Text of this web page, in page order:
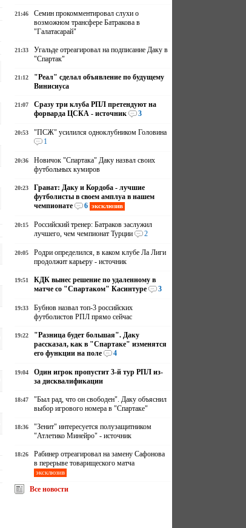
21:46
Семин прокомментировал слухи о
возможном трансфере Батракова в
"Галатасарай"
21:33
Угальде отреагировал на подписание Даку в
"Спартак"
21:12
"Реал" сделал объявление по будущему
Винисиуса
21:07
Сразу три клуба РПЛ претендуют на
форварда ЦСКА - источник
3
20:53
"ПСЖ" усилился одноклубником Головина
1
20:36
Новичок "Спартака" Даку назвал своих
футбольных кумиров
20:23
Гранат: Даку и Кордоба - лучшие
футболисты в своем амплуа в нашем
чемпионате
6 эксклюзив
20:15
Российский тренер: Батраков заслужил
лучшего, чем чемпионат Турции
2
20:05
Родри определился, в каком клубе Ла Лиги
продолжит карьеру - источник
19:51
КДК вынес решение по удаленному в
матче со "Спартаком" Касинтуре
3
19:33
Бубнов назвал топ-3 российских
футболистов РПЛ прямо сейчас
19:22
"Разница будет большая". Даку
рассказал, как в "Спартаке" изменятся
его функции на поле
4
19:04
Один игрок пропустит 3-й тур РПЛ из-
за дисквалификации
18:47
"Был рад, что он свободен". Даку объяснил
выбор игрового номера в "Спартаке"
18:36
"Зенит" интересуется полузащитником
"Атлетико Минейро" - источник
18:26
Рабинер отреагировал на замену Сафонова
в перерыве товарищеского матча
эксклюзив
Все новости